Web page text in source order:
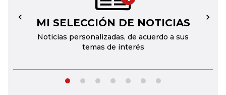
MI SELECCIÓN DE NOTICIAS
Noticias personalizadas, de acuerdo a sus
temas de interés
← →